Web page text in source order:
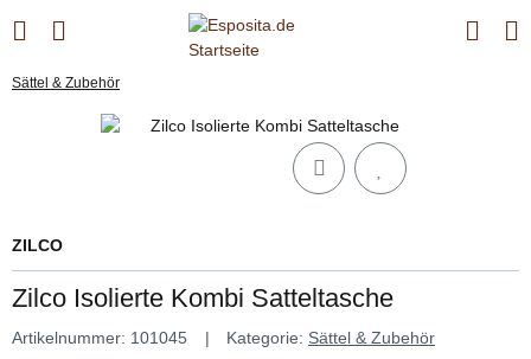
Sättel & Zubehör
ZILCO
Zilco Isolierte Kombi Satteltasche
Artikelnummer: 101045 Kategorie: Sättel & Zubehör